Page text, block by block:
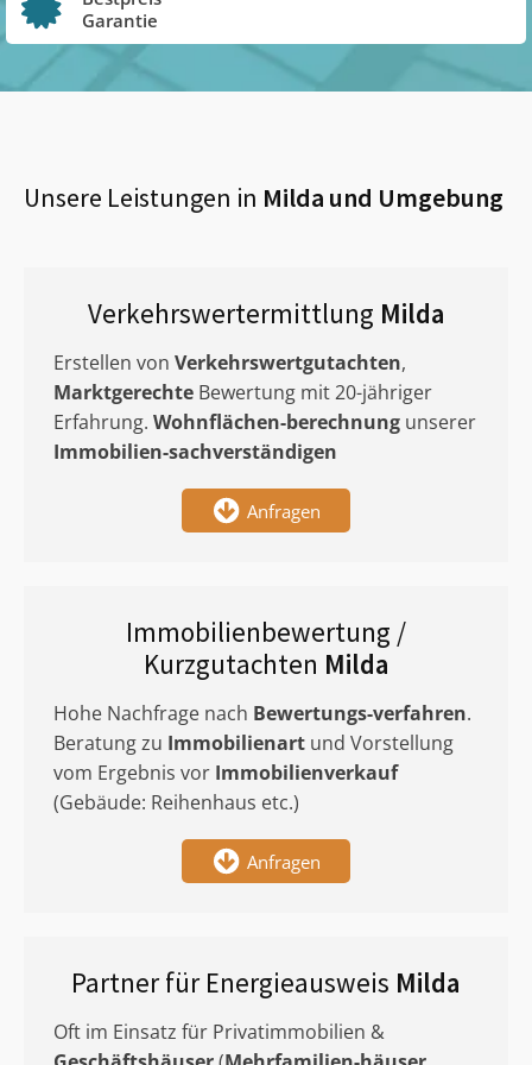
Garantie
Unsere Leistungen in Milda und Umgebung
Verkehrswertermittlung Milda
Erstellen von Verkehrswertgutachten,
Marktgerechte Bewertung mit 20-jähriger
Erfahrung. Wohnflächen-berechnung unserer
Immobilien-sachverständigen
Anfragen
Immobilienbewertung /
Kurzgutachten Milda
Hohe Nachfrage nach Bewertungs-verfahren.
Beratung zu Immobilienart und Vorstellung
vom Ergebnis vor Immobilienverkauf
(Gebäude: Reihenhaus etc.)
Anfragen
Partner für Energieausweis Milda
Oft im Einsatz für Privatimmobilien &